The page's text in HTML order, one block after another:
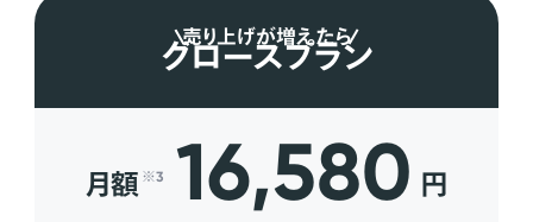
売り上げが増えたら
グロースプラン
月額 ※3 16,580 円